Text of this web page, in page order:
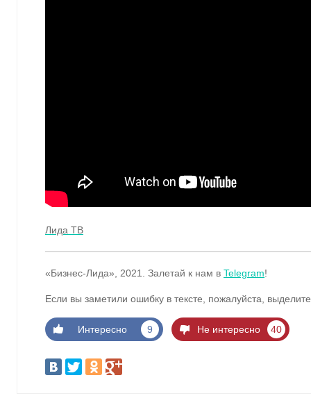
Лида ТВ
«Бизнес-Лида», 2021. Залетай к нам в Telegram!
Если вы заметили ошибку в тексте, пожалуйста,
Интересно 9 Не интересно 40